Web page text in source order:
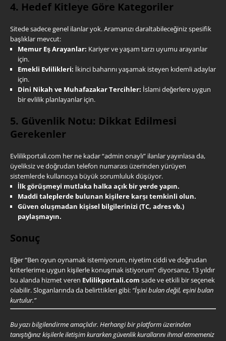
4. Hedef Kitleye Göre Kategoriler
Sitede sadece genel ilanlar yok. Aramanızı daraltabileceğiniz spesifik
başlıklar mevcut:
Memur Eş Arayanlar: Kariyer ve yaşam tarzı uyumu arayanlar
için.
Emekli Evlilikleri: İkinci baharını yaşamak isteyen kıdemli adaylar
için.
Dini Nikah ve Muhafazakar Tercihler: İslami değerlere uygun
bir evlilik planlayanlar için.
5. Güvenlik Notu: Dikkat Edilmesi
Gerekenler
Evlilikportali.com her ne kadar “admin onaylı” ilanlar yayınlasa da,
üyeliksiz ve doğrudan telefon numarası üzerinden yürüyen
sistemlerde kullanıcıya büyük sorumluluk düşüyor.
İlk görüşmeyi mutlaka halka açık bir yerde yapın.
Maddi taleplerde bulunan kişilere karşı temkinli olun.
Güven oluşmadan kişisel bilgilerinizi (TC, adres vb.)
paylaşmayın.
Sonuç
Eğer “Ben oyun oynamak istemiyorum, niyetim ciddi ve doğrudan
kriterlerime uygun kişilerle konuşmak istiyorum” diyorsanız, 13 yıldır
bu alanda hizmet veren Evlilikportali.com sade ve etkili bir seçenek
olabilir. Sloganlarında da belirttikleri gibi: “İşini bulan değil, eşini bulan
kurtulur.”
Bu yazı bilgilendirme amaçlıdır. Herhangi bir platform üzerinden
tanıştığınız kişilerle iletişim kurarken güvenlik kurallarını ihmal etmemeniz